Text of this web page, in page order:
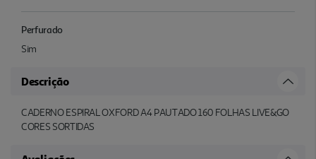
Perfurado
Sim
Descrição
CADERNO ESPIRAL OXFORD A4 PAUTADO 160 FOLHAS LIVE&GO
CORES SORTIDAS